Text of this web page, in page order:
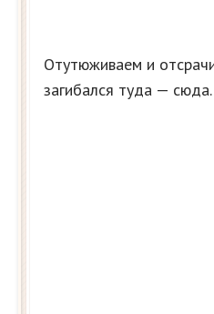
Отутюживаем и
загибался туда — сюда.